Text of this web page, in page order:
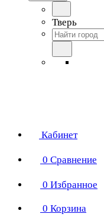
Тверь
Кабинет
0 Сравнение
0 Избранное
0 Корзина